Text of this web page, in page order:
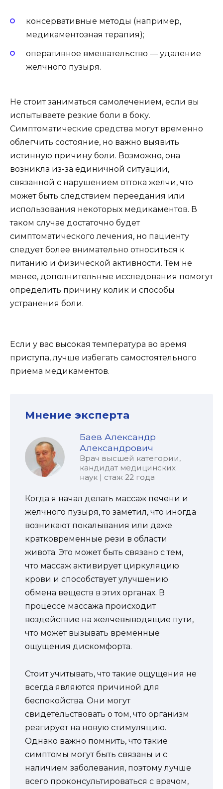
консервативные методы (например,
медикаментозная терапия);
оперативное вмешательство — удаление
желчного пузыря.
Не стоит заниматься самолечением, если вы
испытываете резкие боли в боку.
Симптоматические средства могут временно
облегчить состояние, но важно выявить
истинную причину боли. Возможно, она
возникла из-за единичной ситуации,
связанной с нарушением оттока желчи, что
может быть следствием переедания или
использования некоторых медикаментов. В
таком случае достаточно будет
симптоматического лечения, но пациенту
следует более внимательно относиться к
питанию и физической активности. Тем не
менее, дополнительные исследования помогут
определить причину колик и способы
устранения боли.
Если у вас высокая температура во время
приступа, лучше избегать самостоятельного
приема медикаментов.
Мнение эксперта
Баев Александр
Александрович
Врач высшей категории,
кандидат медицинских
наук | стаж 22 года
Когда я начал делать массаж печени и
желчного пузыря, то заметил, что иногда
возникают покалывания или даже
кратковременные рези в области
живота. Это может быть связано с тем,
что массаж активирует циркуляцию
крови и способствует улучшению
обмена веществ в этих органах. В
процессе массажа происходит
воздействие на желчевыводящие пути,
что может вызывать временные
ощущения дискомфорта.
Стоит учитывать, что такие ощущения не
всегда являются причиной для
беспокойства. Они могут
свидетельствовать о том, что организм
реагирует на новую стимуляцию.
Однако важно помнить, что такие
симптомы могут быть связаны и с
наличием заболевания, поэтому лучше
всего проконсультироваться с врачом,